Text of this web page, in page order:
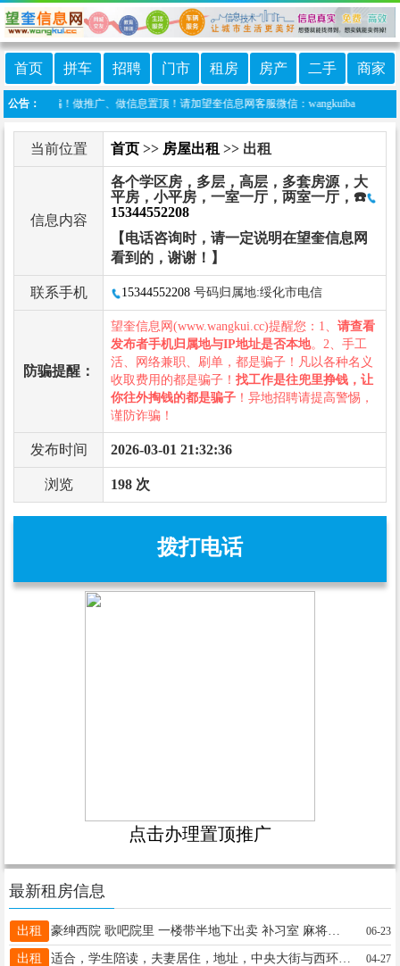
首页 拼车 招聘 门市 租房 房产 二手 商家
公告：
防诈骗！做推广、做信息置顶！请加望奎信息网客服微信：wangkuiba
当前位置 首页 >> 房屋出租 >> 出租
信息内容
各个学区房，多层，高层，多套房源，大
平房，小平房，一室一厅，两室一厅，☎️
15344552208
【电话咨询时，请一定说明在望奎信息网
看到的，谢谢！】
联系手机 15344552208 号码归属地:绥化市电信
防骗提醒：
望奎信息网(www.wangkui.cc)提醒您：1、 请查看
发布者手机归属地与IP地址是否本地。2、手工
活、网络兼职、刷单，都是骗子！凡以各种名义
收取费用的都是骗子！ 找工作是往兜里挣钱，让
你往外掏钱的都是骗子 ！异地招聘请提高警惕，
谨防诈骗！
发布时间 2026-03-01 21:32:36
浏览 198 次
拨打电话
点击办理置顶推广
最新租房信息
出租 豪绅西院 歌吧院里 一楼带半地下出卖 补习室 麻将馆 都可以15636559998 06-23
出租 适合，学生陪读，夫妻居住，地址，中央大街与西环路交汇处13904857851 04-27